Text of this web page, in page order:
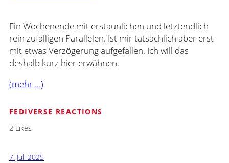
Ein Wochenende mit erstaunlichen und letztendlich
rein zufälligen Parallelen. Ist mir tatsächlich aber erst
mit etwas Verzögerung aufgefallen. Ich will das
deshalb kurz hier erwähnen.
(mehr …)
FEDIVERSE REACTIONS
2 Likes
7. Juli 2025